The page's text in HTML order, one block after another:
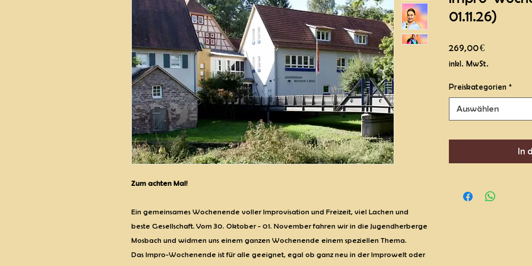
Zum achten Mal!
Ein gemeinsames Wochenende voller Improvisation und Freizeit, viel Lachen und
beste Gesellschaft. Vom 30. Oktober - 01. November fahren wir in die Jugendherberge
Mosbach und widmen uns einem ganzen Wochenende einem speziellen Thema.
Das Impro-Wochenende ist für alle geeignet, egal ob ganz neu in der Improwelt oder
01.11.26)
269,00 €Preis
inkl. MwSt.
Preiskategorien *
Auswählen
In